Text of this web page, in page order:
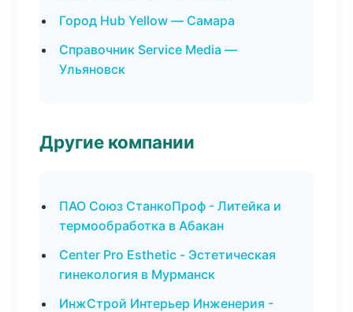
Город Hub Yellow — Самара
Справочник Service Media —
Ульяновск
Другие компании
ПАО Союз СтанкоПроф - Литейка и
термообработка в Абакан
Center Pro Esthetic - Эстетическая
гинекология в Мурманск
ИнжСтрой Интерьер Инженерия -